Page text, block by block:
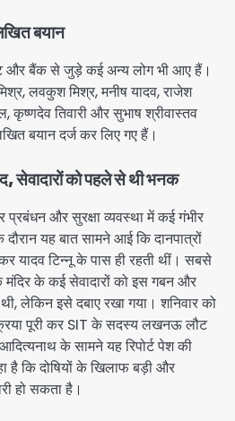
बयान
और बैंक से जुड़े कई अन्य लोग भी आए हैं।
लवकुश मिश्र, मनीष यादव, राजेश
कृष्णदेव तिवारी और सुभाष श्रीवास्तव
बयान दर्ज कर लिए गए हैं।
सेवादारों को पहले से थी भनक
प्रबंधन और सुरक्षा व्यवस्था में कई गंभीर
यह बात सामने आई कि दानपात्रों
यादव टिन्नू के पास ही रहती थीं। सबसे
मंदिर के कई सेवादारों को इस गबन और
लेकिन इसे दबाए रखा गया। शनिवार को
पूरी कर SIT के सदस्य लखनऊ लौट
के सामने यह रिपोर्ट पेश की
है कि दोषियों के खिलाफ बड़ी और
हो सकता है।